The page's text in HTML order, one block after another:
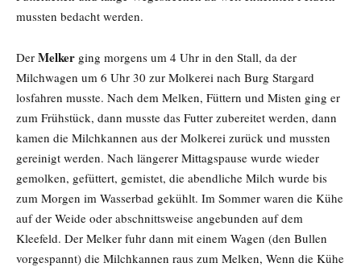
mussten bedacht werden.
Der Melker ging morgens um 4 Uhr in den Stall, da der
Milchwagen um 6 Uhr 30 zur Molkerei nach Burg Stargard
losfahren musste. Nach dem Melken, Füttern und Misten ging er
zum Frühstück, dann musste das Futter zubereitet werden, dann
kamen die Milchkannen aus der Molkerei zurück und mussten
gereinigt werden. Nach längerer Mittagspause wurde wieder
gemolken, gefüttert, gemistet, die abendliche Milch wurde bis
zum Morgen im Wasserbad gekühlt. Im Sommer waren die Kühe
auf der Weide oder abschnittsweise angebunden auf dem
Kleefeld. Der Melker fuhr dann mit einem Wagen (den Bullen
vorgespannt) die Milchkannen raus zum Melken, Wenn die Kühe